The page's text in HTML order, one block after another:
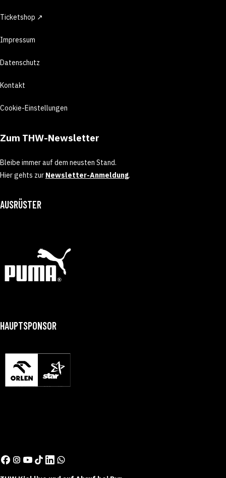
Ticketshop ↗
Impressum
Datenschutz
Kontakt
Cookie-Einstellungen
Zum THW-Newsletter
Bleibe immer auf dem neusten Stand.
Hier gehts zur Newsletter-Anmeldung.
AUSRÜSTER
HAUPTSPONSOR